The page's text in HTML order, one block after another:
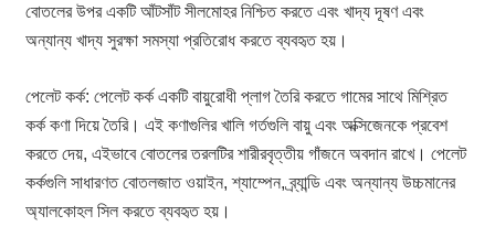
বোতলের উপর একটি আঁটসাঁট সীলমোহর নিশ্চিত করতে এবং খাদ্য দূষণ এবং
অন্যান্য খাদ্য সুরক্ষা সমস্যা প্রতিরোধ করতে ব্যবহৃত হয়।
পেলেট কর্ক: পেলেট কর্ক একটি বায়ুরোধী প্লাগ তৈরি করতে গামের সাথে মিশ্রিত
কর্ক কণা দিয়ে তৈরি। এই কণাগুলির খালি গর্তগুলি বায়ু এবং অক্সিজেনকে প্রবেশ
করতে দেয়, এইভাবে বোতলের তরলটির শারীরবৃত্তীয় গাঁজনে অবদান রাখে। পেলেট
কর্কগুলি সাধারণত বোতলজাত ওয়াইন, শ্যাম্পেন, ব্র্যান্ডি এবং অন্যান্য উচ্চমানের
অ্যালকোহল সিল করতে ব্যবহৃত হয়।